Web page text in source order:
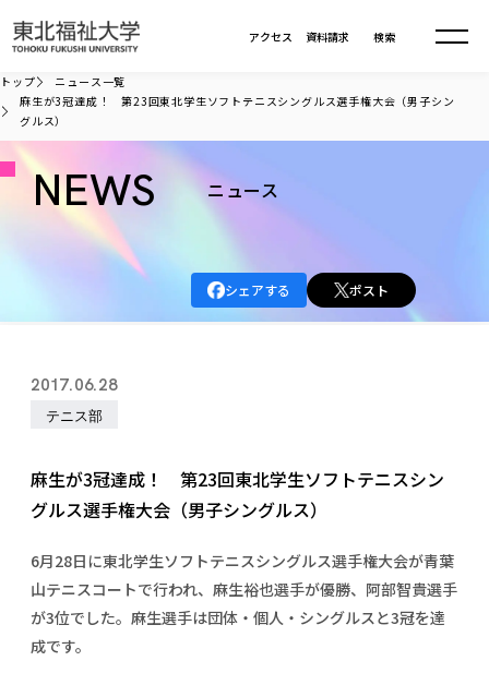
資料請求
アクセス 検索
大学について
大学理念
各種方針
大学の概要
大学の歩み
学生・教職員・卒業生数
校歌の歴史
校章・マーク・カラー
寄附の受け入れ
関連法人
教職員募集
役員・評議員一覧
大学の取り組み
大学の取り組み
カリキュラム編成ガイドライン
本学のシラバスについて
公的資金等の不正使用の防止に関する基本方針
研究活動における不正行為の防止等に関する対応
大学広報誌「TFU Newsletter 東北福祉大学通信」
情報公開
寄附行為
中期事業計画
大学評価
学部・大学院
学部・大学院TOP
総合福祉学部
福祉行政学科
共生まちづくり学部
共生まちづくり学部
教育学部
教育学科
健康科学部
保健看護学科
リハビリテーション学科
医療経営管理学科
産業福祉マネジメント学科
情報福祉マネジメント学科
入学試験
進学相談会
オープンキャンパス
就職状況
取得可能な資格・免許
東北福祉大学のキャリアサポート
東北福祉大学のキャリアサポート
進路・就職支援
採用ご担当者様へ
課外活動 TOP
文化会・文化系サークル紹介
大学指定団体紹介
国際交流
交換留学生 Exchange students
海外留学・研修
社会連携・研究 TOP
生涯教育・キャリア教育
トップ
ニュース一覧
麻生が3冠達成！ 第23回東北学生ソフトテニスシングルス選手権大会（男子シン
グルス）
NEWS ニュース
シェアする ポスト
2017.06.28
テニス部
麻生が3冠達成！ 第23回東北学生ソフトテニスシン
グルス選手権大会（男子シングルス）
6月28日に東北学生ソフトテニスシングルス選手権大会が青葉
山テニスコートで行われ、麻生裕也選手が優勝、阿部智貴選手
が3位でした。麻生選手は団体・個人・シングルスと3冠を達
成です。